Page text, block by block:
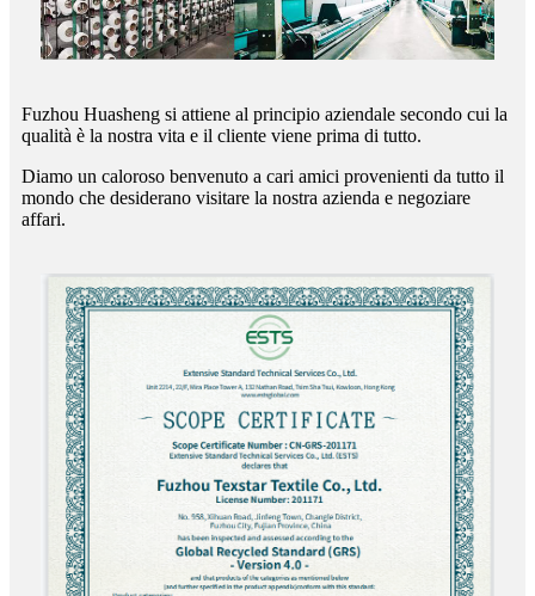
Fuzhou Huasheng si attiene al principio aziendale secondo cui la
qualità è la nostra vita e il cliente viene prima di tutto.
Diamo un caloroso benvenuto a cari amici provenienti da tutto il
mondo che desiderano visitare la nostra azienda e negoziare
affari.